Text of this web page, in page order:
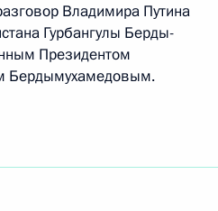
Владимира Путина
Гурбангулы Берды­
Президентом
Бердымухамедовым.